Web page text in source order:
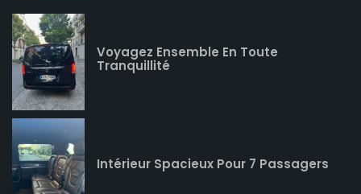
Voyagez Ensemble En Toute
Tranquillité
Intérieur Spacieux Pour 7 Passagers